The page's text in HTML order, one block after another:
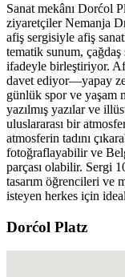
Sanat mekânı Dorćol
ziyaretçiler Nemanja
afiş sergisiyle afiş
tematik sunum,
ifadeyle birleştiriyor.
davet ediyor—yapay
günlük spor ve yaşam
yazılmış yazılar ve
uluslararası bir
atmosferin tadını
fotoğraflayabilir ve
parçası olabilir. Sergi
tasarım öğrencileri ve
isteyen herkes için
Dorćol Platz